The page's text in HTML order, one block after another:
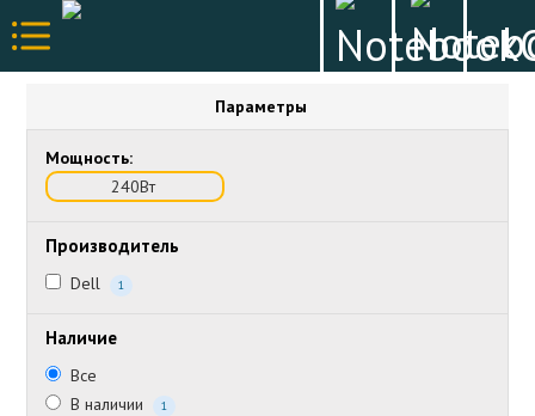
Параметры
Мощность:
240Вт
Производитель
Dell 1
Наличие
Все
В наличии
1